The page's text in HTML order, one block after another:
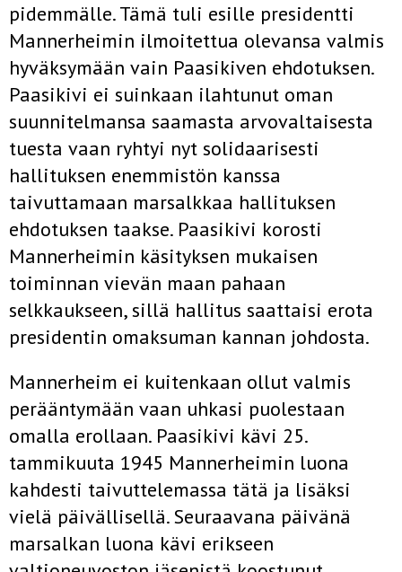
pidemmälle. Tämä tuli esille presidentti
Mannerheimin ilmoitettua olevansa valmis
hyväksymään vain Paasikiven ehdotuksen.
Paasikivi ei suinkaan ilahtunut oman
suunnitelmansa saamasta arvovaltaisesta
tuesta vaan ryhtyi nyt solidaarisesti
hallituksen enemmistön kanssa
taivuttamaan marsalkkaa hallituksen
ehdotuksen taakse. Paasikivi korosti
Mannerheimin käsityksen mukaisen
toiminnan vievän maan pahaan
selkkaukseen, sillä hallitus saattaisi erota
presidentin omaksuman kannan johdosta.
Mannerheim ei kuitenkaan ollut valmis
perääntymään vaan uhkasi puolestaan
omalla erollaan. Paasikivi kävi 25.
tammikuuta 1945 Mannerheimin luona
kahdesti taivuttelemassa tätä ja lisäksi
vielä päivällisellä. Seuraavana päivänä
marsalkan luona kävi erikseen